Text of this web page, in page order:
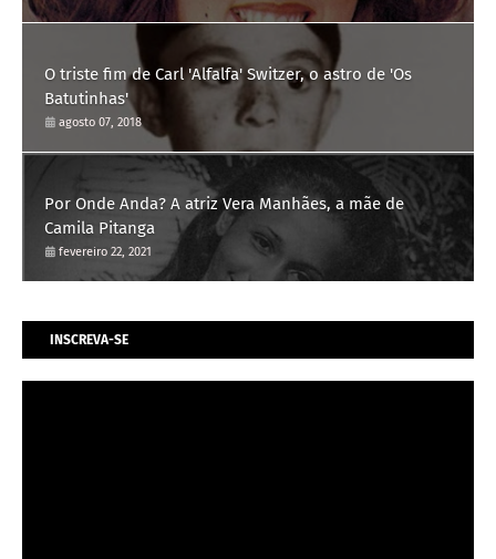
O triste fim de Carl 'Alfalfa' Switzer, o astro de 'Os
Batutinhas'
agosto 07, 2018
Por Onde Anda? A atriz Vera Manhães, a mãe de
Camila Pitanga
fevereiro 22, 2021
INSCREVA-SE